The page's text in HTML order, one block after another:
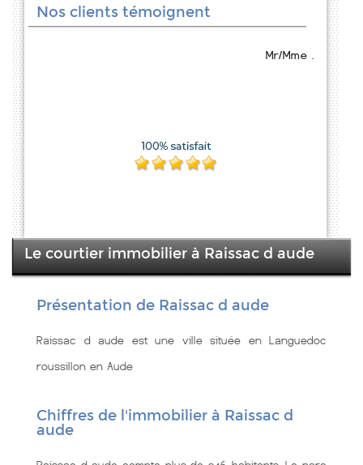
Nos clients témoignent
Mr/Mme .
Le courtier immobilier à Raissac d aude
Présentation de Raissac d aude
Raissac d aude est une ville située en Languedoc
roussillon en Aude
Chiffres de l'immobilier à Raissac d
aude